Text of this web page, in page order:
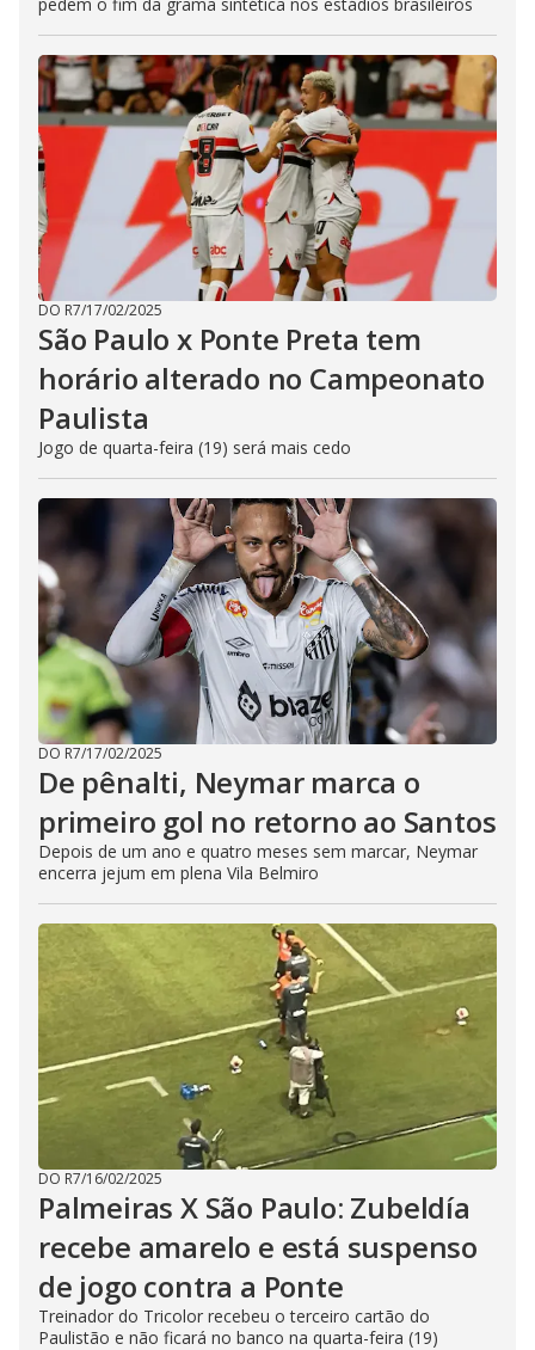
DO R7/17/02/2025
São Paulo x Ponte Preta tem
horário alterado no Campeonato
Paulista
Jogo de quarta-feira (19) será mais cedo
DO R7/17/02/2025
De pênalti, Neymar marca o
primeiro gol no retorno ao Santos
Depois de um ano e quatro meses sem marcar, Neymar
encerra jejum em plena Vila Belmiro
DO R7/16/02/2025
Palmeiras X São Paulo: Zubeldía
recebe amarelo e está suspenso
de jogo contra a Ponte
Treinador do Tricolor recebeu o terceiro cartão do
Paulistão e não ficará no banco na quarta-feira (19)